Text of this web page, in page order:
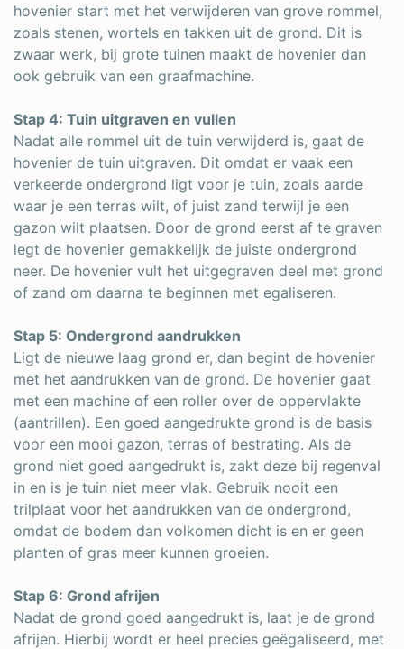
hovenier start met het verwijderen van grove rommel,
zoals stenen, wortels en takken uit de grond. Dit is
zwaar werk, bij grote tuinen maakt de hovenier dan
ook gebruik van een graafmachine.
Stap 4: Tuin uitgraven en vullen
Nadat alle rommel uit de tuin verwijderd is, gaat de
hovenier de tuin uitgraven. Dit omdat er vaak een
verkeerde ondergrond ligt voor je tuin, zoals aarde
waar je een terras wilt, of juist zand terwijl je een
gazon wilt plaatsen. Door de grond eerst af te graven
legt de hovenier gemakkelijk de juiste ondergrond
neer. De hovenier vult het uitgegraven deel met grond
of zand om daarna te beginnen met egaliseren.
Stap 5: Ondergrond aandrukken
Ligt de nieuwe laag grond er, dan begint de hovenier
met het aandrukken van de grond. De hovenier gaat
met een machine of een roller over de oppervlakte
(aantrillen). Een goed aangedrukte grond is de basis
voor een mooi gazon, terras of bestrating. Als de
grond niet goed aangedrukt is, zakt deze bij regenval
in en is je tuin niet meer vlak. Gebruik nooit een
trilplaat voor het aandrukken van de ondergrond,
omdat de bodem dan volkomen dicht is en er geen
planten of gras meer kunnen groeien.
Stap 6: Grond afrijen
Nadat de grond goed aangedrukt is, laat je de grond
afrijen. Hierbij wordt er heel precies geëgaliseerd, met